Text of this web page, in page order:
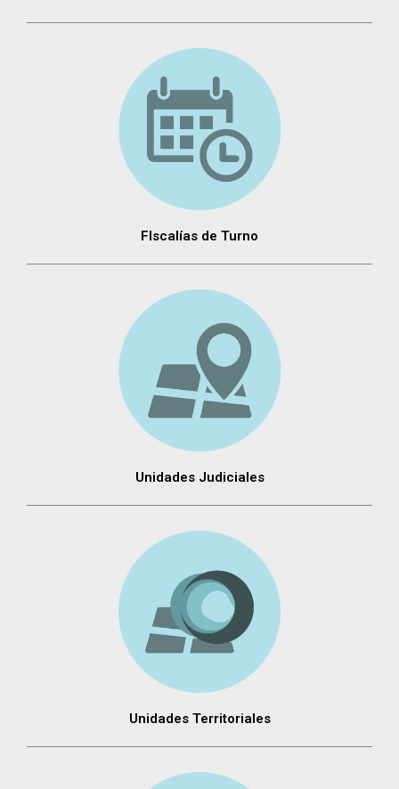
FIscalías de Turno
Unidades Judiciales
Unidades Territoriales